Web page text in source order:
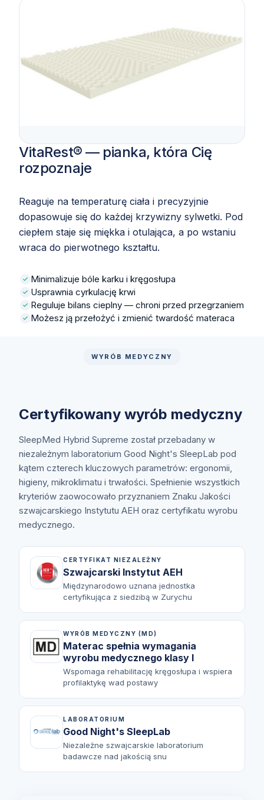
VitaRest® — pianka, która Cię
rozpoznaje
Reaguje na temperaturę ciała i precyzyjnie
dopasowuje się do każdej krzywizny sylwetki. Pod
ciepłem staje się miękka i otulająca, a po wstaniu
wraca do pierwotnego kształtu.
Minimalizuje bóle karku i kręgosłupa
Usprawnia cyrkulację krwi
Reguluje bilans cieplny — chroni przed przegrzaniem
Możesz ją przełożyć i zmienić twardość materaca
WYRÓB MEDYCZNY
Certyfikowany wyrób medyczny
SleepMed Hybrid Supreme został przebadany w
niezależnym laboratorium Good Night's SleepLab pod
kątem czterech kluczowych parametrów: ergonomii,
higieny, mikroklimatu i trwałości. Spełnienie wszystkich
kryteriów zaowocowało przyznaniem Znaku Jakości
szwajcarskiego Instytutu AEH oraz certyfikatu wyrobu
medycznego.
CERTYFIKAT NIEZALEŻNY
Szwajcarski Instytut AEH
Międzynarodowo uznana jednostka
certyfikująca z siedzibą w Zurychu
WYRÓB MEDYCZNY (MD)
Materac spełnia wymagania
wyrobu medycznego klasy I
Wspomaga rehabilitację kręgosłupa i wspiera
profilaktykę wad postawy
LABORATORIUM
Good Night's SleepLab
Niezależne szwajcarskie laboratorium
badawcze nad jakością snu